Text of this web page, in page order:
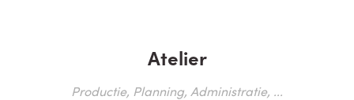
Atelier
Productie, Planning, Administratie, ...